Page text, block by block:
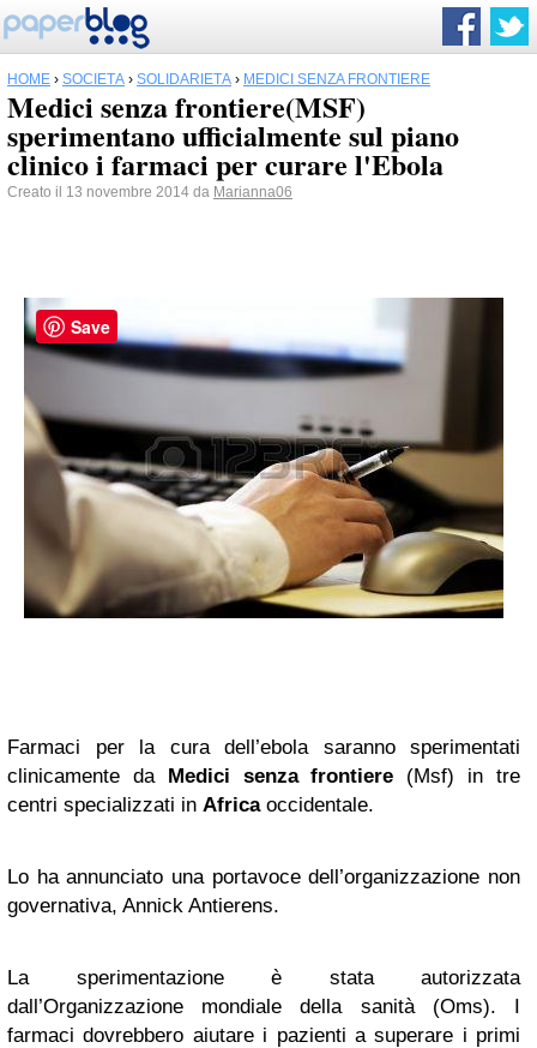
HOME › SOCIETÀ › SOLIDARIETÀ › MEDICI SENZA FRONTIERE
Medici senza frontiere(MSF)
sperimentano ufficialmente sul piano
clinico i farmaci per curare l'Ebola
Creato il 13 novembre 2014 da Marianna06
Farmaci per la cura dell’ebola saranno sperimentati
clinicamente da Medici senza frontiere (Msf) in tre
centri specializzati in Africaoccidentale.
Lo ha annunciato una portavoce dell’organizzazione non
governativa, Annick Antierens.
La sperimentazione è stata autorizzata
dall’Organizzazione mondiale della sanità (Oms). I
farmaci dovrebbero aiutare i pazienti a superare i primi
Save